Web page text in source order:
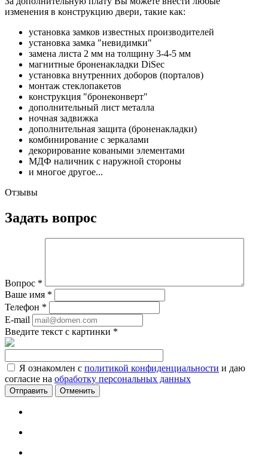
изменения в конструкцию двери, такие как:
установка замков известных производителей
установка замка "невидимки"
замена листа 2 мм на толщину 3-4-5 мм
магнитные броненакладки DiSec
установка внутренних доборов (порталов)
монтаж стеклопакетов
конструкция "бронеконверт"
дополнительный лист металла
ночная задвижка
дополнительная защита (броненакладки)
комбинирование с зеркалами
декорирование коваными элементами
МДФ наличник с наружной стороны
и многое другое...
Отзывы
Задать вопрос
Вопрос *
Ваше имя *
Телефон *
E-mail
Введите текст с картинки *
Я ознакомлен с политикой конфиденциальности и даю
согласие на обработку персональных данных
Отменить